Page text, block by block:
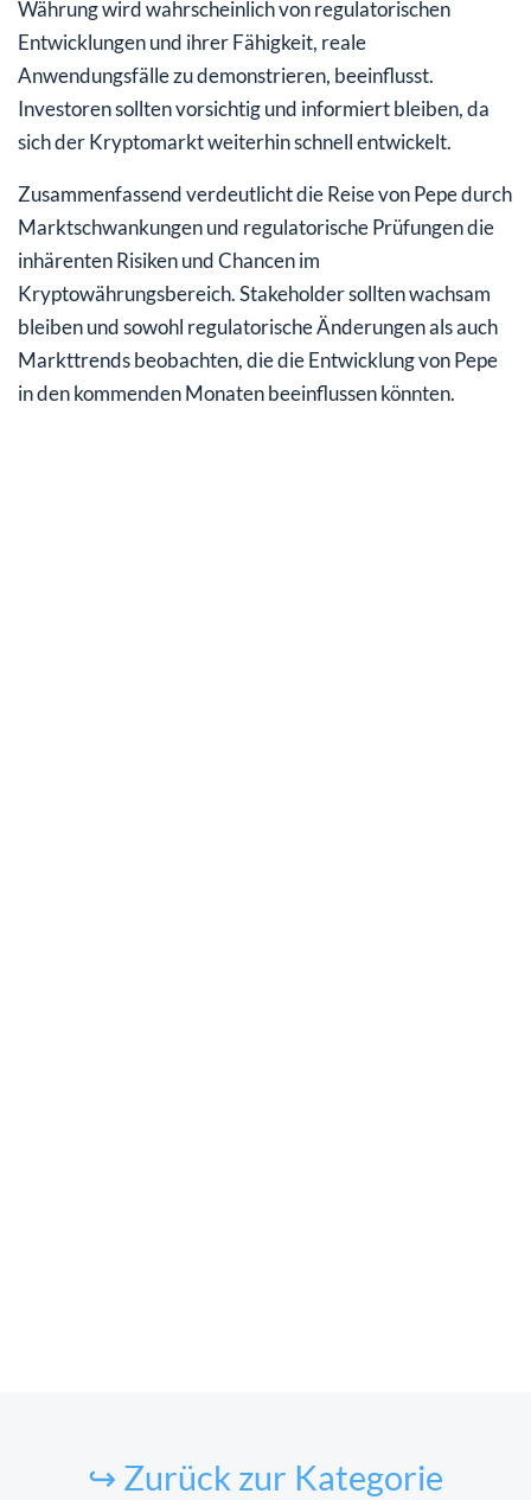
Währung wird wahrscheinlich von regulatorischen
Entwicklungen und ihrer Fähigkeit, reale
Anwendungsfälle zu demonstrieren, beeinflusst.
Investoren sollten vorsichtig und informiert bleiben, da
sich der Kryptomarkt weiterhin schnell entwickelt.
Zusammenfassend verdeutlicht die Reise von Pepe durch
Marktschwankungen und regulatorische Prüfungen die
inhärenten Risiken und Chancen im
Kryptowährungsbereich. Stakeholder sollten wachsam
bleiben und sowohl regulatorische Änderungen als auch
Markttrends beobachten, die die Entwicklung von Pepe
in den kommenden Monaten beeinflussen könnten.
↪ Zurück zur Kategorie